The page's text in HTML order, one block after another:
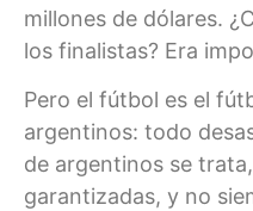
millones de dólares.
los finalistas? Era
Pero el fútbol es el
argentinos: todo
de argentinos se
garantizadas, y no